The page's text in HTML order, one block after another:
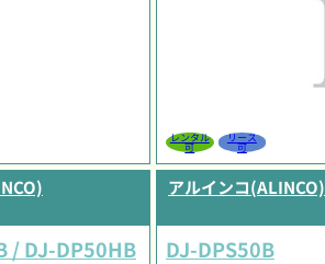
レンタル
可
リース
可
/ DJ-DP50HB
アルインコ(ALINCO)
DJ-DPS50B